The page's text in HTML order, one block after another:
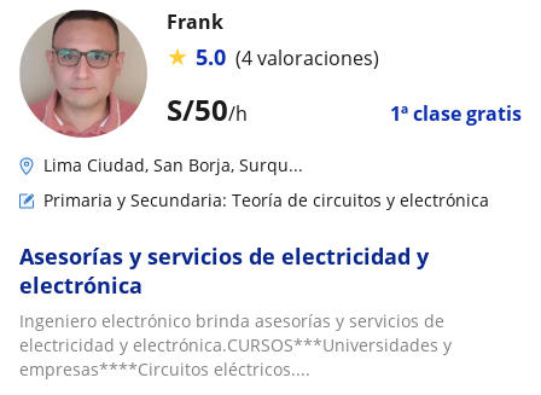
S/50/h 1ª clase gratis
Frank
★ 5.0 (4 valoraciones)
Lima Ciudad, San Borja, Surqu...
Primaria y Secundaria: Teoría de circuitos y electrónica
Asesorías y servicios de electricidad y
electrónica
Ingeniero electrónico brinda asesorías y servicios de
electricidad y electrónica.CURSOS***Universidades y
empresas****Circuitos eléctricos....